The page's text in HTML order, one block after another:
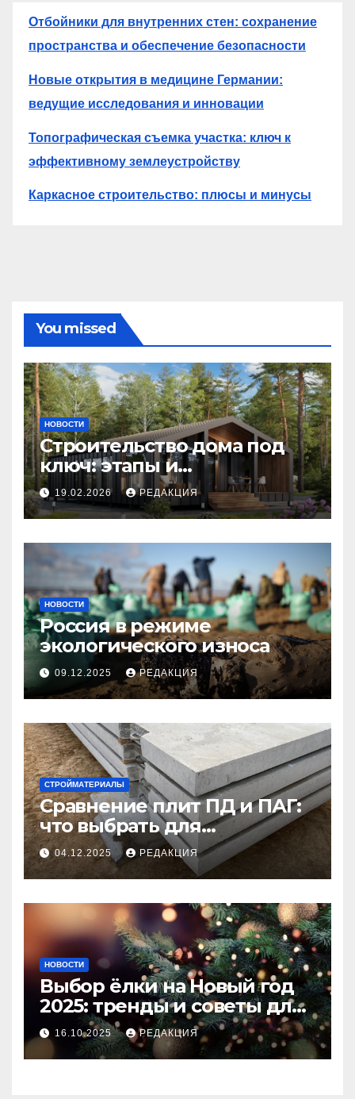
Отбойники для внутренних стен: сохранение
пространства и обеспечение безопасности
Новые открытия в медицине Германии:
ведущие исследования и инновации
Топографическая съемка участка: ключ к
эффективному землеустройству
Каркасное строительство: плюсы и минусы
You missed
НОВОСТИ
Строительство дома под
ключ: этапы и
планирование бюджета
19.02.2026 РЕДАКЦИЯ
НОВОСТИ
Россия в режиме
экологического износа
09.12.2025 РЕДАКЦИЯ
СТРОЙМАТЕРИАЛЫ
Сравнение плит ПД и ПАГ:
что выбрать для
долговечного и прочного
покрытия
04.12.2025 РЕДАКЦИЯ
НОВОСТИ
Выбор ёлки на Новый год
2025: тренды и советы для
идеального праздника
16.10.2025 РЕДАКЦИЯ